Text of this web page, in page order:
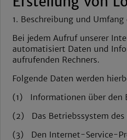
1. Beschreibung und
Bei jedem Aufruf unserer
automatisiert Daten und
aufrufenden Rechners.
Folgende Daten werden
(1) Informationen über den
(2) Das Betriebssystem des
(3) Den Internet-Service-